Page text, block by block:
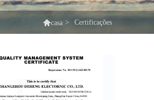
casa > Certificações